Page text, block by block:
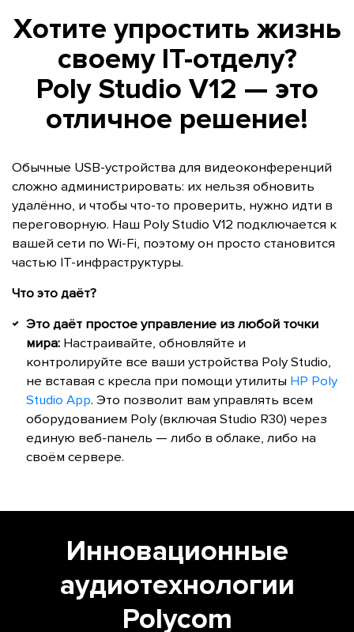
Хотите упростить жизнь
своему IT-отделу?
Poly Studio V12 — это
отличное решение!
Обычные USB-устройства для видеоконференций
сложно администрировать: их нельзя обновить
удалённо, и чтобы что-то проверить, нужно идти в
переговорную. Наш Poly Studio V12 подключается к
вашей сети по Wi-Fi, поэтому он просто становится
частью IT-инфраструктуры.
Что это даёт?
Это даёт простое управление из любой точки
мира: Настраивайте, обновляйте и
контролируйте все ваши устройства Poly Studio,
не вставая с кресла при помощи утилиты HP Poly
Studio App. Это позволит вам управлять всем
оборудованием Poly (включая Studio R30) через
единую веб-панель — либо в облаке, либо на
своём сервере.
Инновационные
аудиотехнологии
Polycom